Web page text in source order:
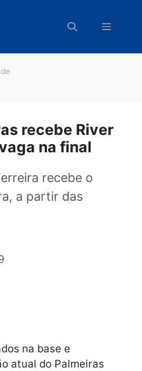
recebe
Ferreira recebe o
a partir das